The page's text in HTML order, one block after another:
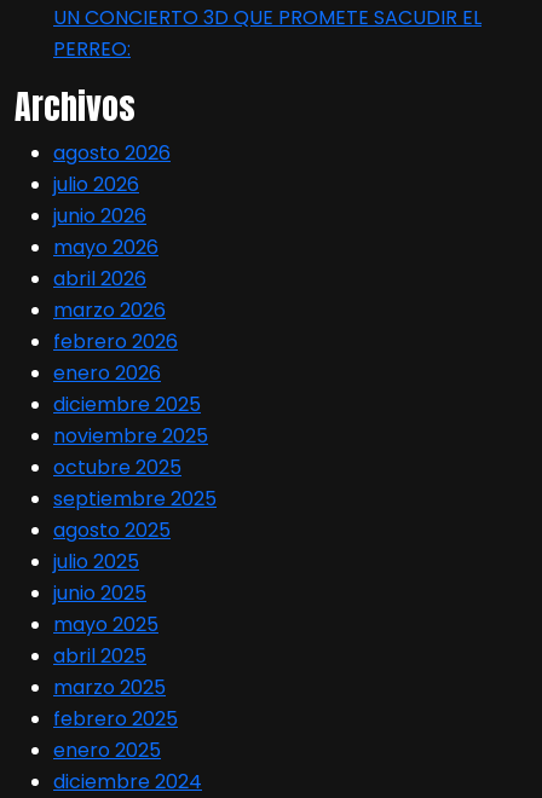
UN CONCIERTO 3D QUE PROMETE SACUDIR EL
PERREO:
Archivos
agosto 2026
julio 2026
junio 2026
mayo 2026
abril 2026
marzo 2026
febrero 2026
enero 2026
diciembre 2025
noviembre 2025
octubre 2025
septiembre 2025
agosto 2025
julio 2025
junio 2025
mayo 2025
abril 2025
marzo 2025
febrero 2025
enero 2025
diciembre 2024